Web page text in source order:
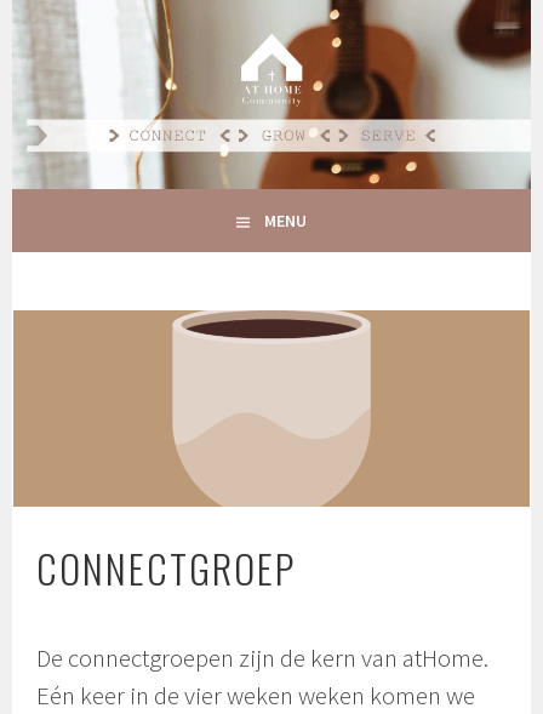
Spring
inhoud
AT HOME COMMUNITY
CONNECT GROW SERVE
MENU
CONNECTGROEP
De connectgroepen zijn de kern van atHome.
Eén keer in de vier weken weken komen we